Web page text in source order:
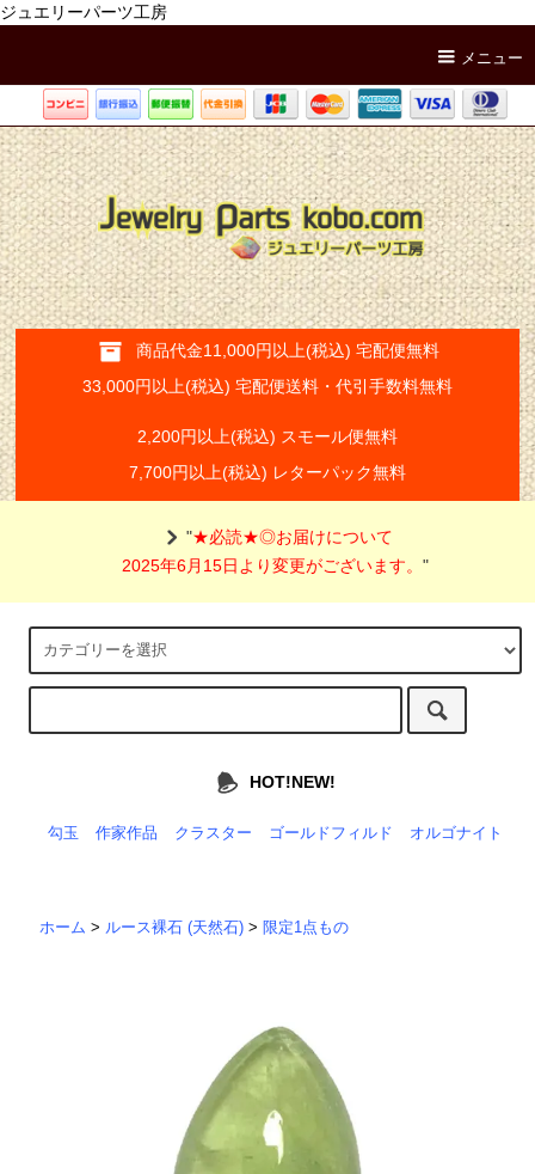
ジュエリーパーツ工房
メニュー
商品代金11,000円以上(税込) 宅配便無料
33,000円以上(税込) 宅配便送料・代引手数料無料
2,200円以上(税込) スモール便無料
7,700円以上(税込) レターパック無料
"★必読★◎お届けについて
2025年6月15日より変更がございます。"
HOT!NEW!
勾玉 作家作品 クラスター ゴールドフィルド オルゴナイト
ホーム > ルース裸石 (天然石) > 限定1点もの